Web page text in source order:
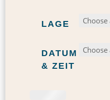
LAGE
DATUM
& ZEIT